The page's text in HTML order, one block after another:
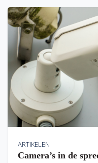
ARTIKELEN
Camera’s in de